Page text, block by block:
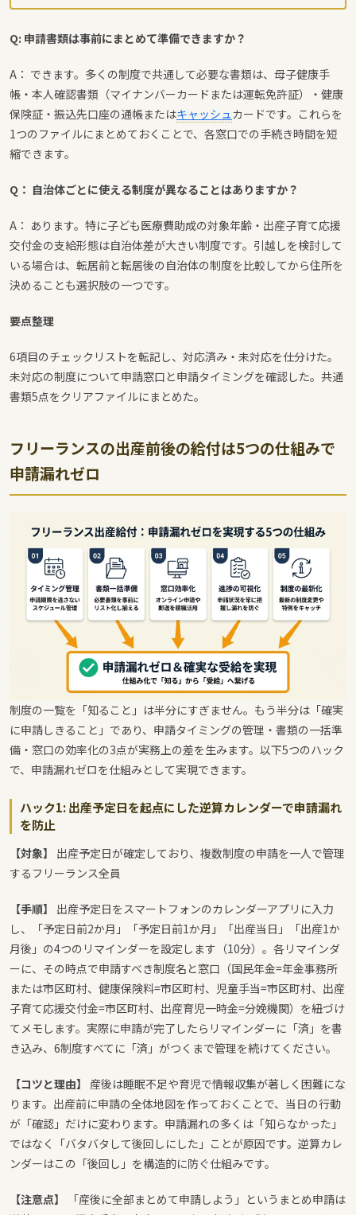
Q: 申請書類は事前にまとめて準備できますか？
A： できます。多くの制度で共通して必要な書類は、母子健康手
帳・本人確認書類（マイナンバーカードまたは運転免許証）・健康
保険証・振込先口座の通帳またはキャッシュカードです。これらを
1つのファイルにまとめておくことで、各窓口での手続き時間を短
縮できます。
Q： 自治体ごとに使える制度が異なることはありますか？
A： あります。特に子ども医療費助成の対象年齢・出産子育て応援
交付金の支給形態は自治体差が大きい制度です。引越しを検討して
いる場合は、転居前と転居後の自治体の制度を比較してから住所を
決めることも選択肢の一つです。
要点整理
6項目のチェックリストを転記し、対応済み・未対応を仕分けた。
未対応の制度について申請窓口と申請タイミングを確認した。共通
書類5点をクリアファイルにまとめた。
フリーランスの出産前後の給付は5つの仕組みで
申請漏れゼロ
制度の一覧を「知ること」は半分にすぎません。もう半分は「確実
に申請しきること」であり、申請タイミングの管理・書類の一括準
備・窓口の効率化の3点が実務上の差を生みます。以下5つのハック
で、申請漏れゼロを仕組みとして実現できます。
ハック1: 出産予定日を起点にした逆算カレンダーで申請漏れ
を防止
【対象】
出産予定日が確定しており、複数制度の申請を一人で管理
するフリーランス全員
【手順】
出産予定日をスマートフォンのカレンダーアプリに入力
し、「予定日前2か月」「予定日前1か月」「出産当日」「出産1か
月後」の4つのリマインダーを設定します（10分）。各リマインダ
ーに、その時点で申請すべき制度名と窓口（国民年金=年金事務所
または市区町村、健康保険料=市区町村、児童手当=市区町村、出産
子育て応援交付金=市区町村、出産育児一時金=分娩機関）を紐づけ
てメモします。実際に申請が完了したらリマインダーに「済」を書
き込み、6制度すべてに「済」がつくまで管理を続けてください。
【コツと理由】
産後は睡眠不足や育児で情報収集が著しく困難にな
ります。出産前に申請の全体地図を作っておくことで、当日の行動
が「確認」だけに変わります。申請漏れの多くは「知らなかった」
ではなく「バタバタして後回しにした」ことが原因です。逆算カレ
ンダーはこの「後回し」を構造的に防ぐ仕組みです。
【注意点】
「産後に全部まとめて申請しよう」というまとめ申請は